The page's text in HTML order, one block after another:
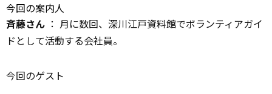
今回の案内人
斉藤さん ： 月に数回、深川江戸資料館でボランティアガイ
ドとして活動する会社員。
今回のゲスト